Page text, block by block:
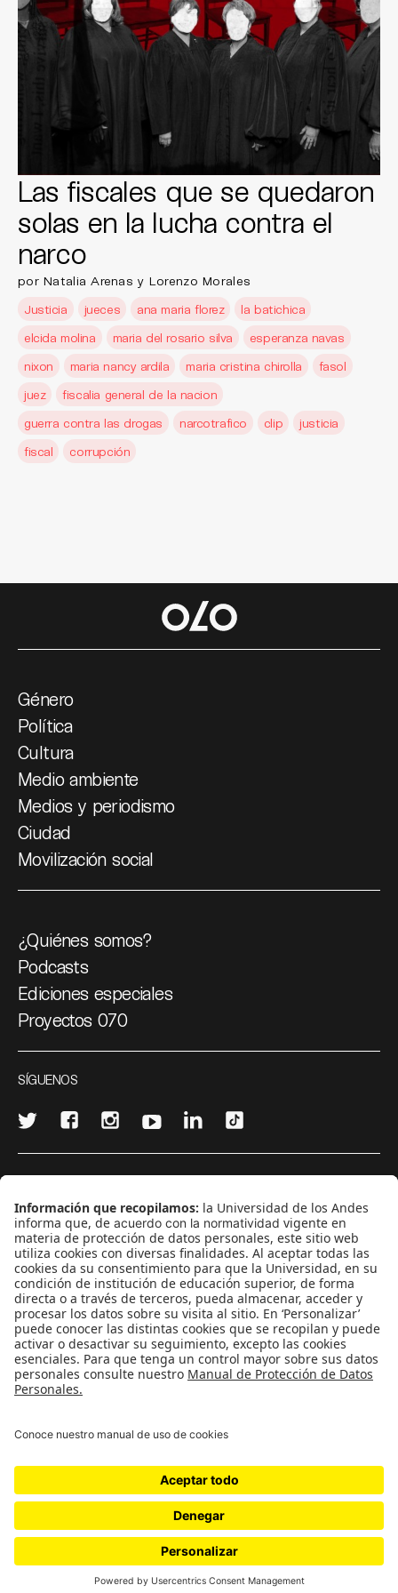
Las fiscales que se quedaron
solas en la lucha contra el
narco
por Natalia Arenas y Lorenzo Morales
Justicia
jueces ana maria florez
la batichica
elcida molina
maria del rosario silva
esperanza navas
nixon
maria nancy ardila maria cristina chirolla
fasol
juez
fiscalia general de la nacion
guerra contra las drogas
narcotrafico clip
justicia
fiscal
corrupción
Género
Política
Cultura
Medio ambiente
Medios y periodismo
Ciudad
Movilización social
¿Quiénes somos?
Podcasts
Ediciones especiales
Proyectos 070
SÍGUENOS
CONTÁCTANOS
cerosetenta@uniandes.edu.co
BOGOTÁ, COLOMBIA
NEWSLETTER